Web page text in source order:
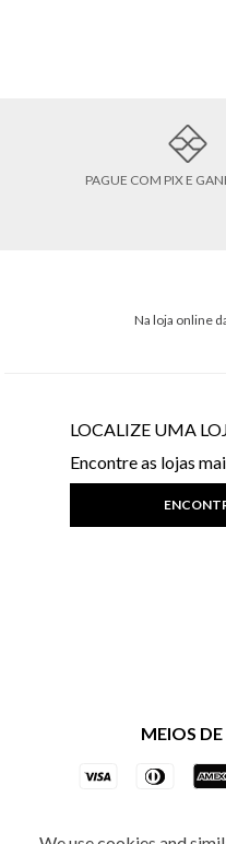
PAGUE COM PIX E
Na loja online
LOCALIZE UMA
Encontre as lojas
MEIOS